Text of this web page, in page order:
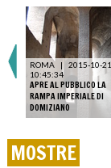
ROMA |
2015-10-21
10:45:34
APRE AL PUBBLICO LA
RAMPA IMPERIALE DI
DOMIZIANO
MOSTRE